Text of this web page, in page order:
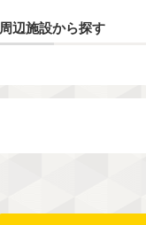
周辺施設から探す